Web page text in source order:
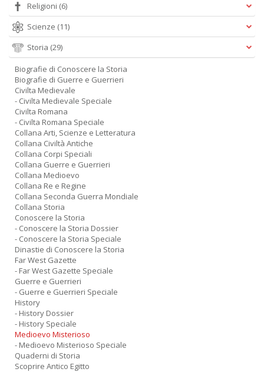
Religioni (6)
Scienze (11)
Storia (29)
Biografie di Conoscere la Storia
Biografie di Guerre e Guerrieri
Civilta Medievale
- Civilta Medievale Speciale
Civilta Romana
- Civilta Romana Speciale
Collana Arti, Scienze e Letteratura
Collana Civiltà Antiche
Collana Corpi Speciali
Collana Guerre e Guerrieri
Collana Medioevo
Collana Re e Regine
Collana Seconda Guerra Mondiale
Collana Storia
Conoscere la Storia
- Conoscere la Storia Dossier
- Conoscere la Storia Speciale
Dinastie di Conoscere la Storia
Far West Gazette
- Far West Gazette Speciale
Guerre e Guerrieri
- Guerre e Guerrieri Speciale
History
- History Dossier
- History Speciale
Medioevo Misterioso
- Medioevo Misterioso Speciale
Quaderni di Storia
Scoprire Antico Egitto